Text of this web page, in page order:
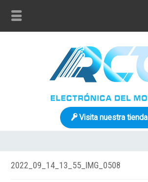
Visita nuestra tienda
2022_09_14_13_55_IMG_0508